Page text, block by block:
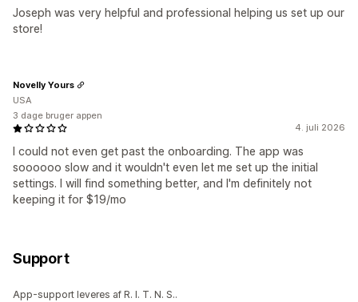
Joseph was very helpful and professional helping us set up our
store!
4. juli 2026
I could not even get past the onboarding. The app was
soooooo slow and it wouldn't even let me set up the initial
settings. I will find something better, and I'm definitely not
keeping it for $19/mo
Novelly Yours
USA
3 dage bruger appen
Support
App-support leveres af R. I. T. N. S..